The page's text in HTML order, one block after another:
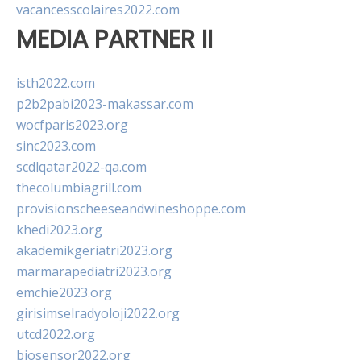
vacancesscolaires2022.com
MEDIA PARTNER II
isth2022.com
p2b2pabi2023-makassar.com
wocfparis2023.org
sinc2023.com
scdlqatar2022-qa.com
thecolumbiagrill.com
provisionscheeseandwineshoppe.com
khedi2023.org
akademikgeriatri2023.org
marmarapediatri2023.org
emchie2023.org
girisimselradyoloji2022.org
utcd2022.org
biosensor2022.org